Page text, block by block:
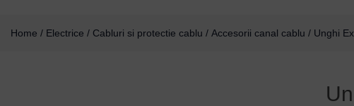
Home / Electrice / Cabluri si protectie cablu / Accesorii canal cablu / Unghi